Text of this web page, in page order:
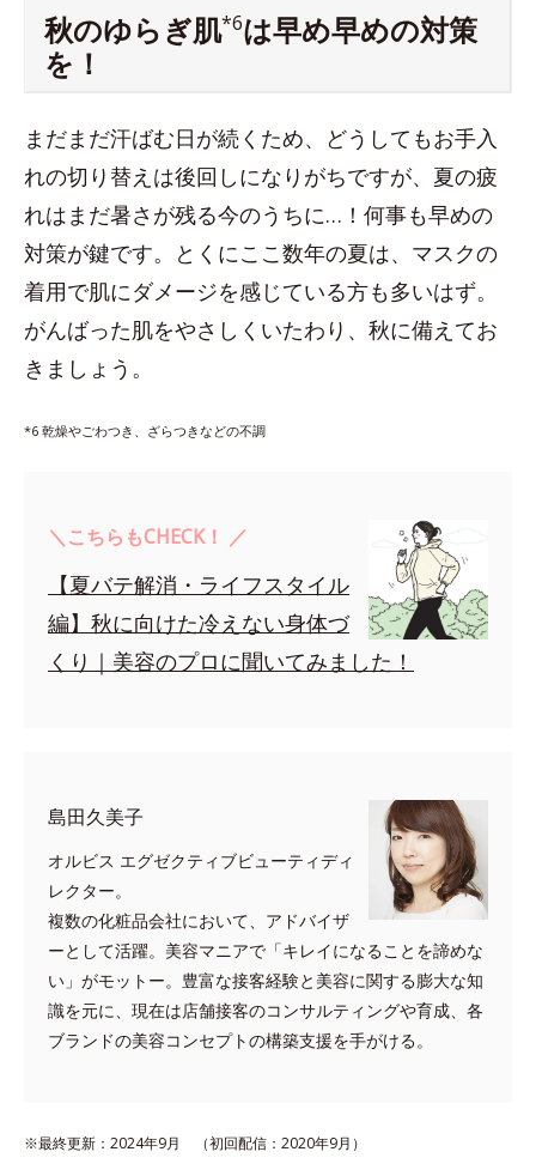
秋のゆらぎ肌*6は早め早めの対策
を！
まだまだ汗ばむ日が続くため、どうしてもお手入
れの切り替えは後回しになりがちですが、夏の疲
れはまだ暑さが残る今のうちに…！何事も早めの
対策が鍵です。とくにここ数年の夏は、マスクの
着用で肌にダメージを感じている方も多いはず。
がんばった肌をやさしくいたわり、秋に備えてお
きましょう。
*6 乾燥やごわつき、ざらつきなどの不調
＼こちらもCHECK！ ／
【夏バテ解消・ライフスタイル
編】秋に向けた冷えない身体づ
くり｜美容のプロに聞いてみました！
島田久美子
オルビス エグゼクティブビューティディ
レクター。
複数の化粧品会社において、アドバイザ
ーとして活躍。美容マニアで「キレイになることを諦めな
い」がモットー。豊富な接客経験と美容に関する膨大な知
識を元に、現在は店舗接客のコンサルティングや育成、各
ブランドの美容コンセプトの構築支援を手がける。
※最終更新：2024年9月 （初回配信：2020年9月）